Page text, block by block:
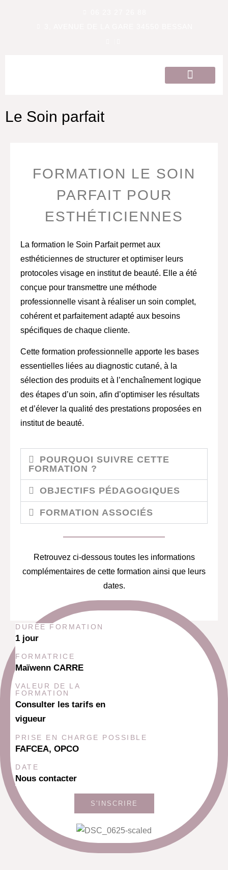
Le Soin parfait
FORMATION LE SOIN
PARFAIT POUR
ESTHÉTICIENNES
La formation le Soin Parfaitpermet aux
esthéticiennes de structurer et optimiser leurs
protocoles visage en institut de beauté. Elle a été
conçue pour transmettre une méthode
professionnelle visant à réaliser un soin complet,
cohérent et parfaitement adapté aux besoins
spécifiques de chaque cliente.
Cette formation professionnelle apporte les bases
essentielles liées au diagnostic cutané, à la
sélection des produits et à l’enchaînement logique
des étapes d’un soin, afin d’optimiser les résultats
et d’élever la qualité des prestations proposées en
institut de beauté.
POURQUOI SUIVRE CETTE
FORMATION ?
OBJECTIFS PÉDAGOGIQUES
FORMATION ASSOCIÉS
Retrouvez ci-dessous toutes les informations
complémentaires de cette formation ainsi que leurs
dates.
DURÉE FORMATION
1 jour
FORMATRICE
Maïwenn CARRE
VALEUR DE LA
FORMATION
Consulter les tarifs en
vigueur
PRISE EN CHARGE POSSIBLE
FAFCEA, OPCO
DATE
Nous contacter
S'INSCRIRE